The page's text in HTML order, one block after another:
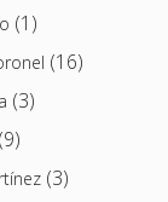
(1)
(16)
(3)
(9)
(3)